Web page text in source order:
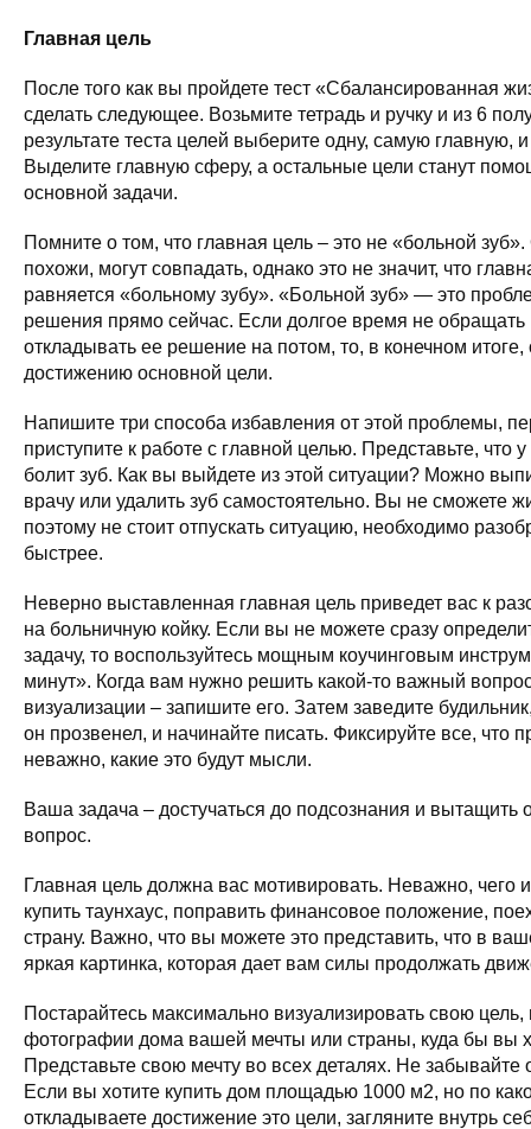
Главная цель
После того как вы пройдете тест «Сбалансированная
сделать следующее. Возьмите тетрадь и ручку и из 6
результате теста целей выберите одну, самую главную,
Выделите главную сферу, а остальные цели станут
основной задачи.
Помните о том, что главная цель – это не «больной
похожи, могут совпадать, однако это не значит, что
равняется «больному зубу». «Больной зуб» — это
решения прямо сейчас. Если долгое время не
откладывать ее решение на потом, то, в конечном
достижению основной цели.
Напишите три способа избавления от этой проблемы,
приступите к работе с главной целью. Представьте, что
болит зуб. Как вы выйдете из этой ситуации? Можно
врачу или удалить зуб самостоятельно. Вы не сможете
поэтому не стоит отпускать ситуацию, необходимо
быстрее.
Неверно выставленная главная цель приведет вас к
на больничную койку. Если вы не можете сразу
задачу, то воспользуйтесь мощным коучинговым
минут». Когда вам нужно решить какой-то важный
визуализации – запишите его. Затем заведите
он прозвенел, и начинайте писать. Фиксируйте все, что
неважно, какие это будут мысли.
Ваша задача – достучаться до подсознания и вытащить
вопрос.
Главная цель должна вас мотивировать. Неважно, чего
купить таунхаус, поправить финансовое положение,
страну. Важно, что вы можете это представить, что в
яркая картинка, которая дает вам силы продолжать
Постарайтесь максимально визуализировать свою
фотографии дома вашей мечты или страны, куда бы вы
Представьте свою мечту во всех деталях. Не забывайте
Если вы хотите купить дом площадью 1000 м2, но по
откладываете достижение это цели, загляните внутрь